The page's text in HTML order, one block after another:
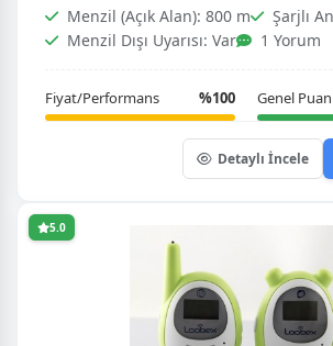
Menzil (Açık Alan): 800 m
Şarjlı
Menzil Dışı Uyarısı: Var
1 Yorum
Fiyat/Performans %100 Genel Puan
Detaylı İncele
5.0